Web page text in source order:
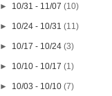
► 10/31 - 11/07(10)
► 10/24 - 10/31(11)
► 10/17 - 10/24(3)
► 10/10 - 10/17(1)
► 10/03 - 10/10(7)